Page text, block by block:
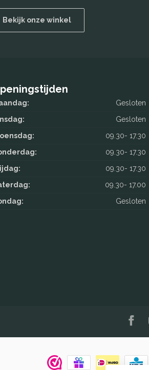
Bekijk onze winkel
Gesloten
Gesloten
09.30- 17.30
09.30- 17.30
09.30- 17.30
09.30- 17.00
Gesloten